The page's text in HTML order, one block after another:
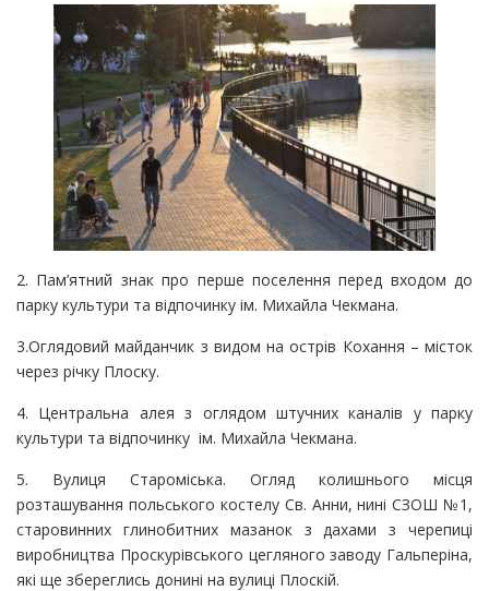
2. Пам’ятний знак про перше поселення перед входом до
парку культури та відпочинку ім. Михайла Чекмана.
3.Оглядовий майданчик з видом на острів Кохання – місток
через річку Плоску.
4. Центральна алея з оглядом штучних каналів у парку
культури та відпочинку ім. Михайла Чекмана.
5. Вулиця Староміська. Огляд колишнього місця
розташування польського костелу Св. Анни, нині СЗОШ №1,
старовинних глинобитних мазанок з дахами з черепиці
виробництва Проскурівського цегляного заводу Гальперіна,
які ще збереглись донині на вулиці Плоскій.